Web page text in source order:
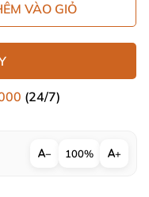
VÀO GIỎ
(24/7)
− 100% +